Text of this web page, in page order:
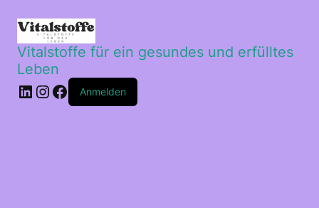
Vitalstoffe für ein gesundes und erfülltes
Leben
LinkedIn
Instagram
Facebook
Anmelden